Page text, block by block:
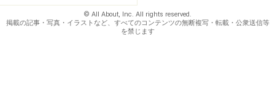
© All About, Inc. All rights reserved.
掲載の記事・写真・イラストなど、すべてのコンテンツの無断複写・転載・公衆送信等
を禁じます